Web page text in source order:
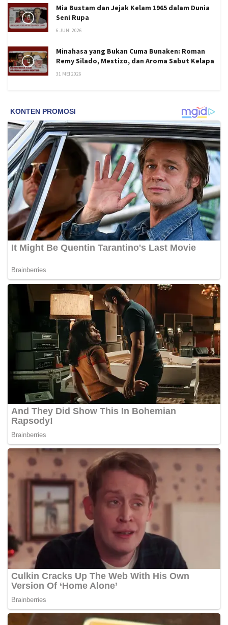
Mia Bustam dan Jejak Kelam 1965 dalam Dunia
Seni Rupa
6 JUNI 2026
Minahasa yang Bukan Cuma Bunaken: Roman
Remy Silado, Mestizo, dan Aroma Sabut Kelapa
31 MEI 2026